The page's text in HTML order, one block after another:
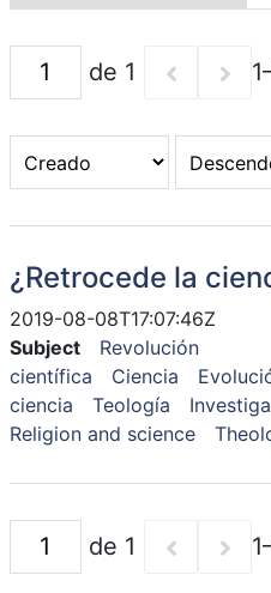
de 1
¿Retrocede la
2019-08-08T17:07:46Z
Subject
Revolución
científica
Ciencia
ciencia
Teología
Religion and science
de 1